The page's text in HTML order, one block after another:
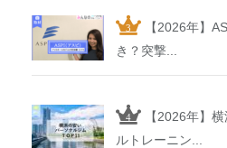
【2026年】
き？突撃...
【2026年】
ルトレーニン...